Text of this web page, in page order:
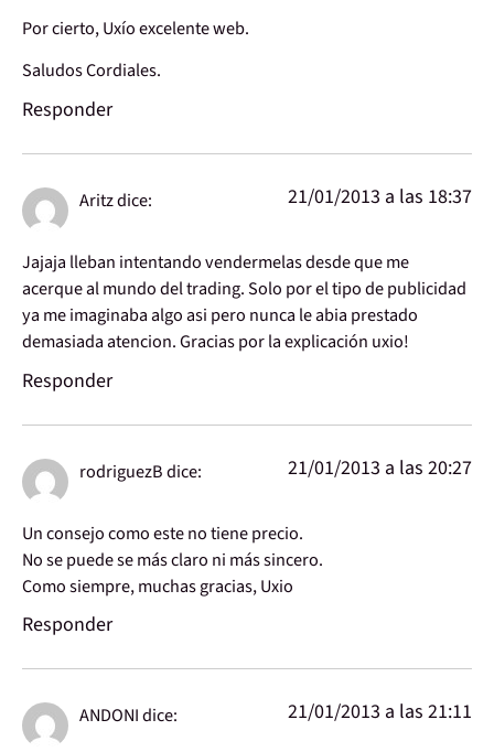
Por cierto, Uxío excelente web.
Saludos Cordiales.
Responder
Aritzdice: 21/01/2013 a las 18:37
Jajaja lleban intentando vendermelas desde que me
acerque al mundo del trading. Solo por el tipo de publicidad
ya me imaginaba algo asi pero nunca le abia prestado
demasiada atencion. Gracias por la explicación uxio!
Responder
rodriguezBdice: 21/01/2013 a las 20:27
Un consejo como este no tiene precio.
No se puede se más claro ni más sincero.
Como siempre, muchas gracias, Uxio
Responder
ANDONIdice: 21/01/2013 a las 21:11